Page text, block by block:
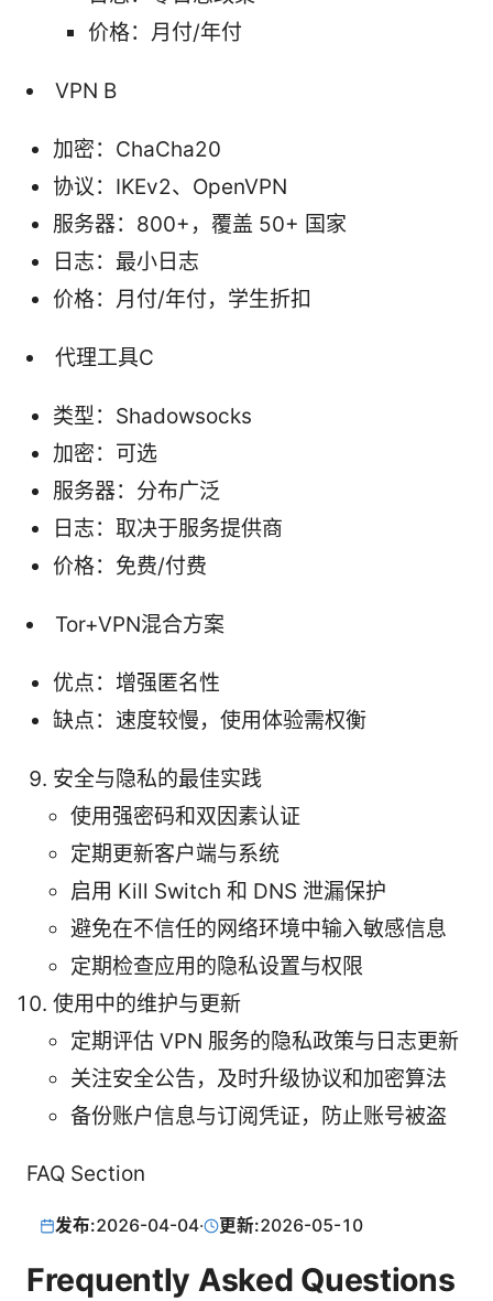
价格：月付/年付
VPN B
加密：ChaCha20
协议：IKEv2、OpenVPN
服务器：800+，覆盖 50+ 国家
日志：最小日志
价格：月付/年付，学生折扣
代理工具C
类型：Shadowsocks
加密：可选
服务器：分布广泛
日志：取决于服务提供商
价格：免费/付费
Tor+VPN混合方案
优点：增强匿名性
缺点：速度较慢，使用体验需权衡
安全与隐私的最佳实践
使用强密码和双因素认证
定期更新客户端与系统
启用 Kill Switch 和 DNS 泄漏保护
避免在不信任的网络环境中输入敏感信息
定期检查应用的隐私设置与权限
使用中的维护与更新
定期评估 VPN 服务的隐私政策与日志更新
关注安全公告，及时升级协议和加密算法
备份账户信息与订阅凭证，防止账号被盗
FAQ Section
发布:2026-04-04· 更新:2026-05-10
Frequently Asked Questions